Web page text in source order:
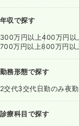
年収で探す
300万円以上400万円以
700万円以上800万円以
勤務形態で探す
2交代3交代日勤のみ夜
診療科目で探す